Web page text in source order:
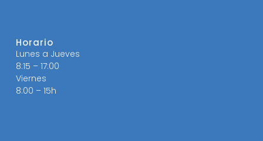
Horario
Lunes a Jueves
8:15 – 17:00
Viernes
8:00 – 15h